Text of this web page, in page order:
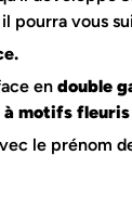
il pourra vous
endouble
à motifs fleuris
le prénom